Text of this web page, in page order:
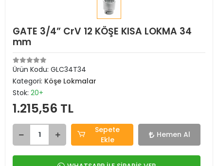
GATE 3/4” CrV 12 KÖŞE KISA LOKMA 34
mm
Ürün Kodu: GLC34T34
Kategori: Köşe Lokmalar
Stok: 20+
1.215,56 TL
Sepete
Ekle
Hemen Al